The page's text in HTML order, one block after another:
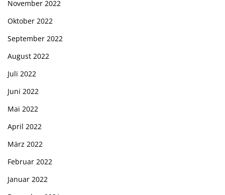
November 2022
Oktober 2022
September 2022
August 2022
Juli 2022
Juni 2022
Mai 2022
April 2022
März 2022
Februar 2022
Januar 2022